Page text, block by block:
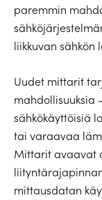
paremmin
liikkuvan sähkön
Uudet mittarit
mahdollisuuksia
sähkökäyttöisiä
tai varaavaa
Mittarit avaavat
mittausdatan